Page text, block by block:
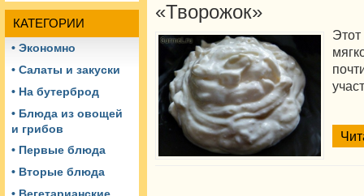
КАТЕГОРИИ
• Экономно
• Салаты и закуски
• На бутерброд
• Блюда из овощей
и грибов
• Первые блюда
• Вторые блюда
«Творожок»